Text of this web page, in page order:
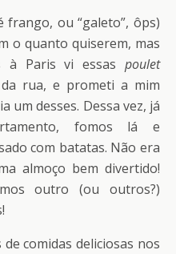
frango, ou “galeto”, ôps)
o quanto quiserem, mas
à Paris vi essas poulet
rua, e prometi a mim
um desses. Dessa vez, já
fomos lá e
com batatas. Não era
almoço bem divertido!
outro (ou outros?)
comidas deliciosas nos